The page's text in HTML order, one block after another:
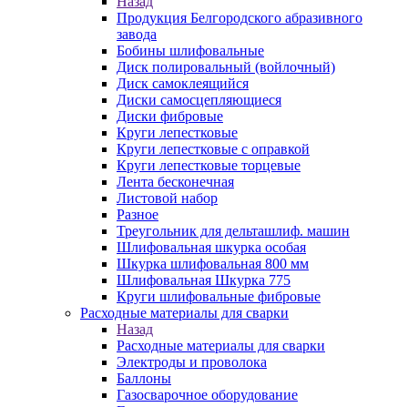
Продукция Белгородского абразивного
завода
Бобины шлифовальные
Диск полировальный (войлочный)
Диск самоклеящийся
Диски самосцепляющиеся
Диски фибровые
Круги лепестковые
Круги лепестковые с оправкой
Круги лепестковые торцевые
Лента бесконечная
Листовой набор
Разное
Треугольник для дельташлиф. машин
Шлифовальная шкурка особая
Шкурка шлифовальная 800 мм
Шлифовальная Шкурка 775
Круги шлифовальные фибровые
Расходные материалы для сварки
Назад
Расходные материалы для сварки
Электроды и проволока
Баллоны
Газосварочное оборудование